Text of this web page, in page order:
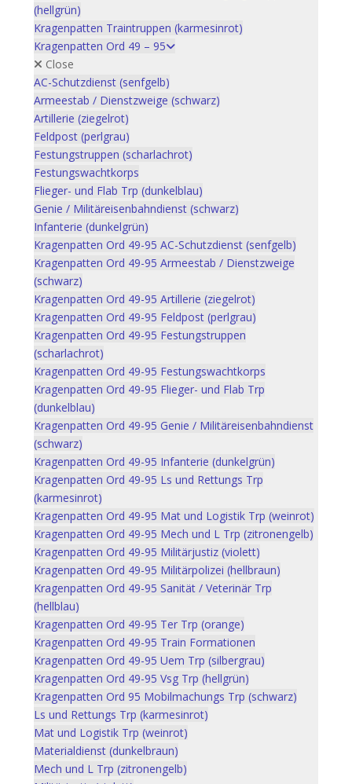
(hellgrün)
Kragenpatten Traintruppen (karmesinrot)
Kragenpatten Ord 49 – 95
Close
AC-Schutzdienst (senfgelb)
Armeestab / Dienstzweige (schwarz)
Artillerie (ziegelrot)
Feldpost (perlgrau)
Festungstruppen (scharlachrot)
Festungswachtkorps
Flieger- und Flab Trp (dunkelblau)
Genie / Militäreisenbahndienst (schwarz)
Infanterie (dunkelgrün)
Kragenpatten Ord 49-95 AC-Schutzdienst (senfgelb)
Kragenpatten Ord 49-95 Armeestab / Dienstzweige
(schwarz)
Kragenpatten Ord 49-95 Artillerie (ziegelrot)
Kragenpatten Ord 49-95 Feldpost (perlgrau)
Kragenpatten Ord 49-95 Festungstruppen
(scharlachrot)
Kragenpatten Ord 49-95 Festungswachtkorps
Kragenpatten Ord 49-95 Flieger- und Flab Trp
(dunkelblau)
Kragenpatten Ord 49-95 Genie / Militäreisenbahndienst
(schwarz)
Kragenpatten Ord 49-95 Infanterie (dunkelgrün)
Kragenpatten Ord 49-95 Ls und Rettungs Trp
(karmesinrot)
Kragenpatten Ord 49-95 Mat und Logistik Trp (weinrot)
Kragenpatten Ord 49-95 Mech und L Trp (zitronengelb)
Kragenpatten Ord 49-95 Militärjustiz (violett)
Kragenpatten Ord 49-95 Militärpolizei (hellbraun)
Kragenpatten Ord 49-95 Sanität / Veterinär Trp
(hellblau)
Kragenpatten Ord 49-95 Ter Trp (orange)
Kragenpatten Ord 49-95 Train Formationen
Kragenpatten Ord 49-95 Uem Trp (silbergrau)
Kragenpatten Ord 49-95 Vsg Trp (hellgrün)
Kragenpatten Ord 95 Mobilmachungs Trp (schwarz)
Ls und Rettungs Trp (karmesinrot)
Mat und Logistik Trp (weinrot)
Materialdienst (dunkelbraun)
Mech und L Trp (zitronengelb)